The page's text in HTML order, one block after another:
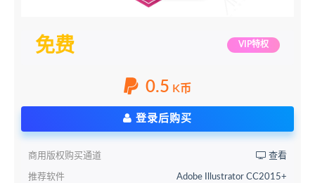
免费 VIP特权
0.5 K币
登录后购买
商用版权购买通道 查看
推荐软件 Adobe Illustrator CC2015+